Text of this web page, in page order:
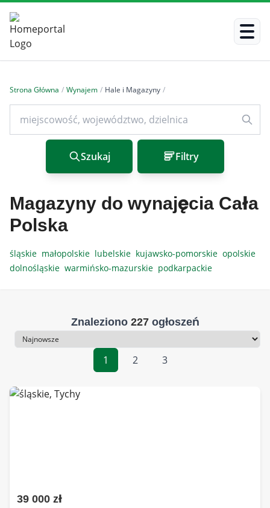
Strona Główna / Wynajem / Hale i Magazyny /
Szukaj Filtry
Magazyny do wynajęcia Cała
Polska
śląskie małopolskie lubelskie kujawsko-pomorskie opolskie
dolnośląskie warmińsko-mazurskie podkarpackie
Znaleziono 227ogłoszeń
Sortowanie
1
2 3
39 000 zł